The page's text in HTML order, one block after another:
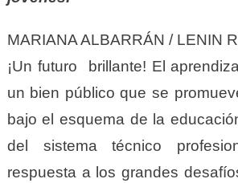
MARIANA ALBARRÁN / LENIN
¡Un futuro brillante! El
un bien público que se
bajo el esquema de la
del sistema técnico
respuesta a los grandes